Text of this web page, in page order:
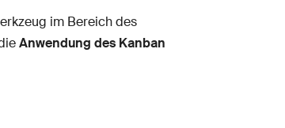
im Bereich des
Anwendung des Kanban